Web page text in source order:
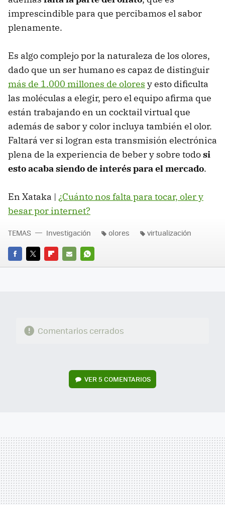
imprescindible para que percibamos el sabor
plenamente.
Es algo complejo por la naturaleza de los olores,
dado que un ser humano es capaz de distinguir
más de 1.000 millones de olores y esto dificulta
las moléculas a elegir, pero el equipo afirma que
están trabajando en un cocktail virtual que
además de sabor y color incluya también el olor.
Faltará ver si logran esta transmisión electrónica
plena de la experiencia de beber y sobre todosi
esto acaba siendo de interés para el mercado.
En Xataka | ¿Cuánto nos falta para tocar, oler y
besar por internet?
FACEBOOK
TWITTERFLIPBOARD
E-
WHATSAPP
TEMAS Investigación olores virtualización
Comentarios cerrados
VER5 COMENTARIOS